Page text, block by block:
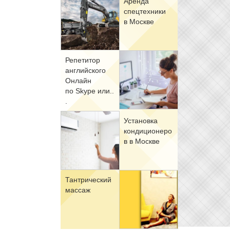
спец­тех­ни­ки
в Москве
Ре­пе­ти­тор
ан­глий­ско­го
Он­лайн
по Skype или..
Уста­нов­ка
кон­ди­ци­о­не­ро
в в Москве
Тан­три­че­ский
мас­саж